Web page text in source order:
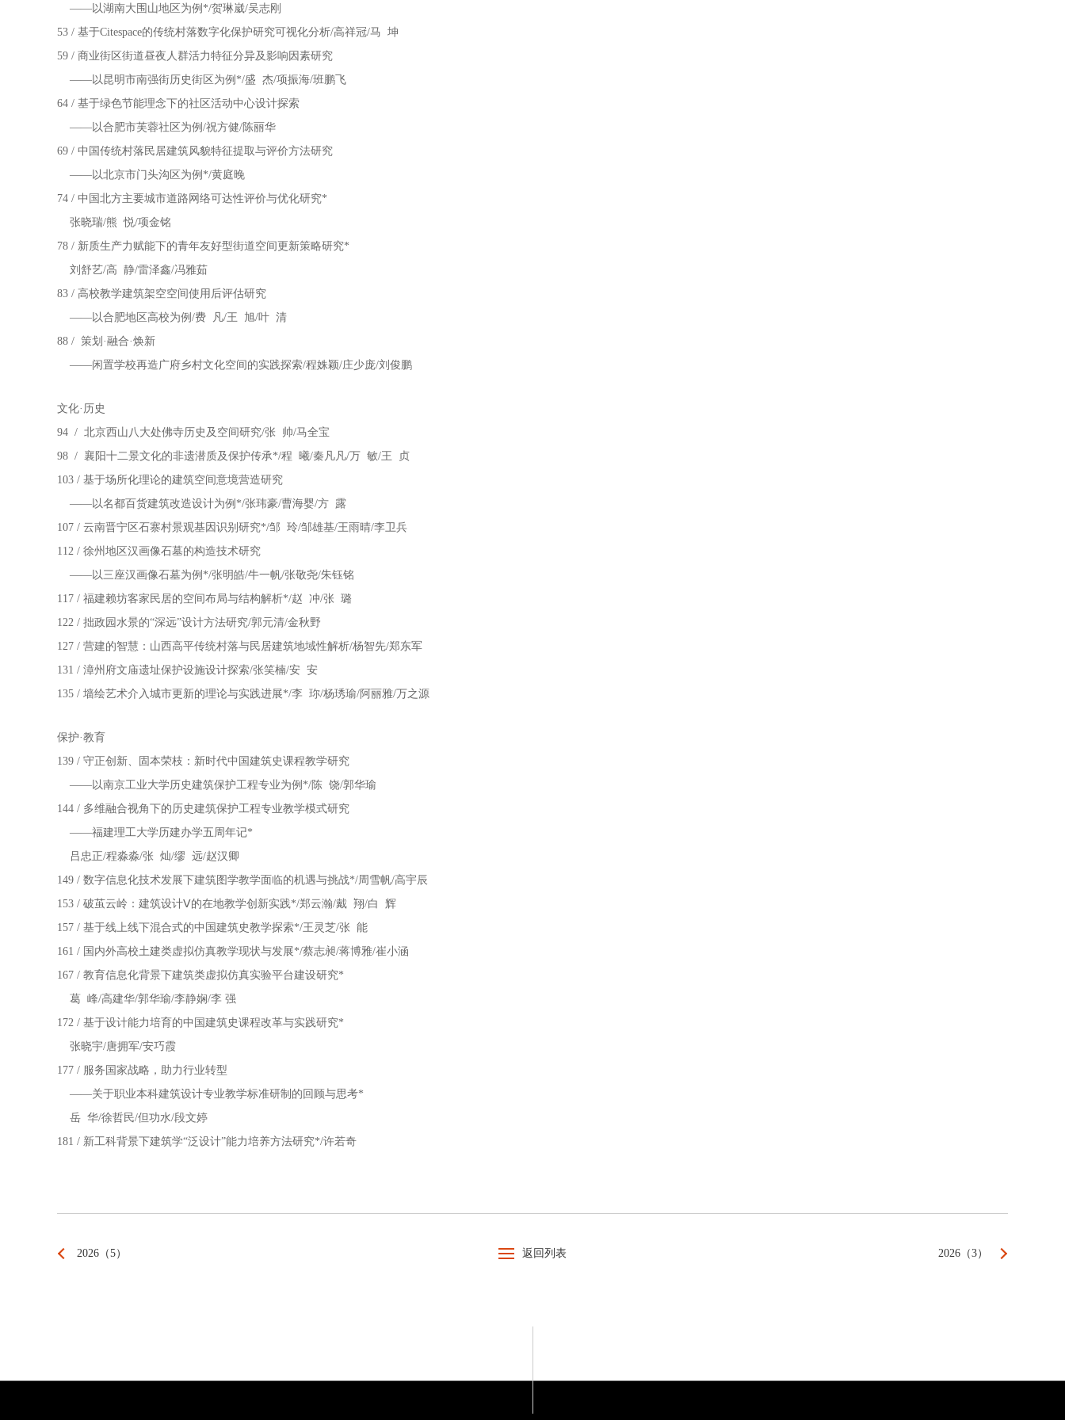
——以湖南大围山地区为例*/贺琳崴/吴志刚
53 / 基于Citespace的传统村落数字化保护研究可视化分析/高祥冠/马 坤
59 / 商业街区街道昼夜人群活力特征分异及影响因素研究
——以昆明市南强街历史街区为例*/盛 杰/项振海/班鹏飞
64 / 基于绿色节能理念下的社区活动中心设计探索
——以合肥市芙蓉社区为例/祝方健/陈丽华
69 / 中国传统村落民居建筑风貌特征提取与评价方法研究
——以北京市门头沟区为例*/黄庭晚
74 / 中国北方主要城市道路网络可达性评价与优化研究*
张晓瑞/熊 悦/项金铭
78 / 新质生产力赋能下的青年友好型街道空间更新策略研究*
刘舒艺/高 静/雷泽鑫/冯雅茹
83 / 高校教学建筑架空空间使用后评估研究
——以合肥地区高校为例/费 凡/王 旭/叶 清
88 / 策划·融合·焕新
——闲置学校再造广府乡村文化空间的实践探索/程姝颖/庄少庞/刘俊鹏
文化·历史
94 / 北京西山八大处佛寺历史及空间研究/张 帅/马全宝
98 / 襄阳十二景文化的非遗潜质及保护传承*/程 曦/秦凡凡/万 敏/王 贞
103 / 基于场所化理论的建筑空间意境营造研究
——以名都百货建筑改造设计为例*/张玮豪/曹海婴/方 露
107 / 云南晋宁区石寨村景观基因识别研究*/邹 玲/邹雄基/王雨晴/李卫兵
112 / 徐州地区汉画像石墓的构造技术研究
——以三座汉画像石墓为例*/张明皓/牛一帆/张敬尧/朱钰铭
117 / 福建赖坊客家民居的空间布局与结构解析*/赵 冲/张 璐
122 / 拙政园水景的“深远”设计方法研究/郭元清/金秋野
127 / 营建的智慧：山西高平传统村落与民居建筑地域性解析/杨智先/郑东军
131 / 漳州府文庙遗址保护设施设计探索/张笑楠/安 安
135 / 墙绘艺术介入城市更新的理论与实践进展*/李 珎/杨琇瑜/阿丽雅/万之源
保护·教育
139 / 守正创新、固本荣枝：新时代中国建筑史课程教学研究
——以南京工业大学历史建筑保护工程专业为例*/陈 饶/郭华瑜
144 / 多维融合视角下的历史建筑保护工程专业教学模式研究
——福建理工大学历建办学五周年记*
吕忠正/程淼淼/张 灿/缪 远/赵汉卿
149 / 数字信息化技术发展下建筑图学教学面临的机遇与挑战*/周雪帆/高宇辰
153 / 破茧云岭：建筑设计Ⅴ的在地教学创新实践*/郑云瀚/戴 翔/白 辉
157 / 基于线上线下混合式的中国建筑史教学探索*/王灵芝/张 能
161 / 国内外高校土建类虚拟仿真教学现状与发展*/蔡志昶/蒋博雅/崔小涵
167 / 教育信息化背景下建筑类虚拟仿真实验平台建设研究*
葛 峰/高建华/郭华瑜/李静娴/李 强
172 / 基于设计能力培育的中国建筑史课程改革与实践研究*
张晓宇/唐拥军/安巧霞
177 / 服务国家战略，助力行业转型
——关于职业本科建筑设计专业教学标准研制的回顾与思考*
岳 华/徐哲民/但功水/段文婷
181 / 新工科背景下建筑学“泛设计”能力培养方法研究*/许若奇
2026（5） 返回列表 2026（3）